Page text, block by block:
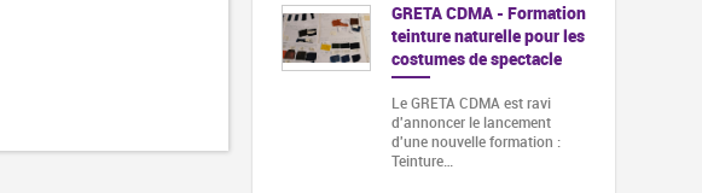
GRETA CDMA - Formation
teinture naturelle pour les
costumes de spectacle
Le GRETA CDMA est ravi
d'annoncer le lancement
d'une nouvelle formation :
Teinture…